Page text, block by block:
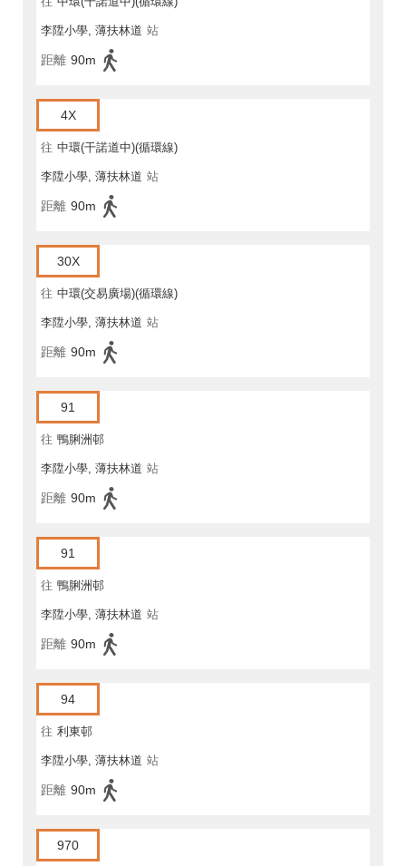
李陞小學, 薄扶林道 站
距離 90m
4X
往 中環(干諾道中)(循環線)
李陞小學, 薄扶林道 站
距離 90m
30X
往 中環(交易廣場)(循環線)
李陞小學, 薄扶林道 站
距離 90m
91
往 鴨脷洲邨
李陞小學, 薄扶林道 站
距離 90m
91
往 鴨脷洲邨
李陞小學, 薄扶林道 站
距離 90m
94
往 利東邨
李陞小學, 薄扶林道 站
距離 90m
970